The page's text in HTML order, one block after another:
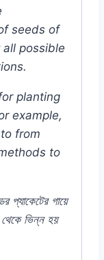
seeds of
possible
planting
example,
from
to
প্যাকেটের গায়ে
থেকে ভিন্ন হয়